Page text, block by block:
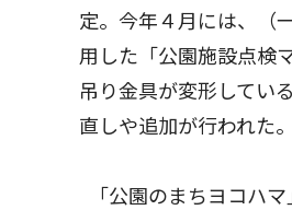
定。今年４月には、（
用した「公園施設点検
吊り金具が変形してい
直しや追加が行われた。
｢公園のまちヨコハマ